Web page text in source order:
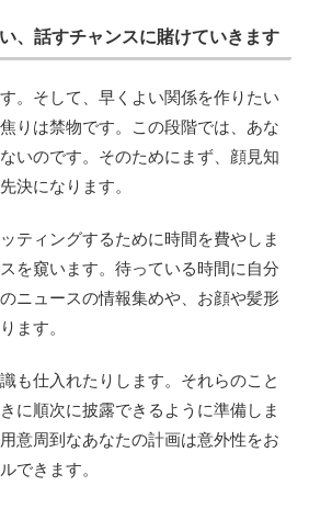
、話すチャンスに賭けていきます
。そして、早くよい関係を作りたい
りは禁物です。この段階では、あな
いのです。そのためにまず、顔見知
決になります。
ティングするために時間を費やしま
を窺います。待っている時間に自分
ニュースの情報集めや、お顔や髪形
ます。
も仕入れたりします。それらのこと
に順次に披露できるように準備しま
意周到なあなたの計画は意外性をお
できます。